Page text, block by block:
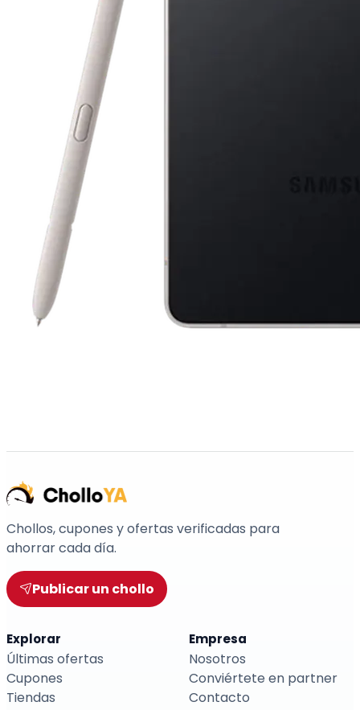
Chollos, cupones y ofertas verificadas para
ahorrar cada día.
Publicar un chollo
Explorar
Últimas ofertas
Cupones
Tiendas
Empresa
Nosotros
Conviértete en partner
Contacto